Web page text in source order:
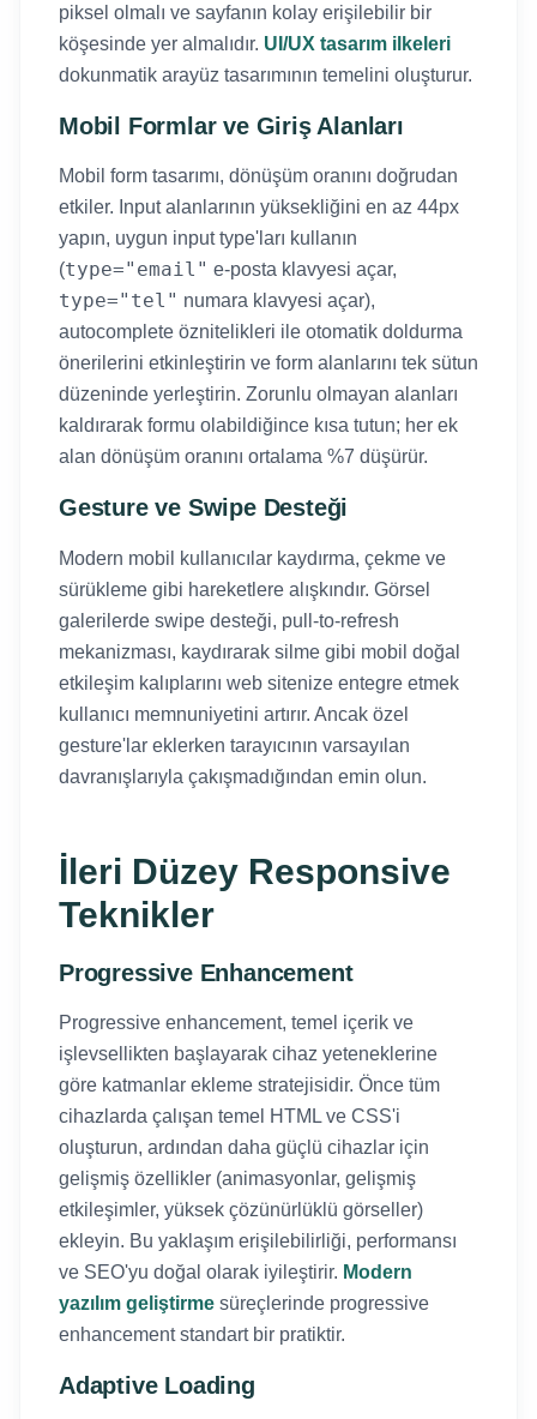
piksel olmalı ve sayfanın kolay erişilebilir bir
köşesinde yer almalıdır. UI/UX tasarım ilkeleri
dokunmatik arayüz tasarımının temelini oluşturur.
Mobil Formlar ve Giriş Alanları
Mobil form tasarımı, dönüşüm oranını doğrudan
etkiler. Input alanlarının yüksekliğini en az 44px
yapın, uygun input type'ları kullanın
(type="email" e-posta klavyesi açar,
type="tel" numara klavyesi açar),
autocomplete öznitelikleri ile otomatik doldurma
önerilerini etkinleştirin ve form alanlarını tek sütun
düzeninde yerleştirin. Zorunlu olmayan alanları
kaldırarak formu olabildiğince kısa tutun; her ek
alan dönüşüm oranını ortalama %7 düşürür.
Gesture ve Swipe Desteği
Modern mobil kullanıcılar kaydırma, çekme ve
sürükleme gibi hareketlere alışkındır. Görsel
galerilerde swipe desteği, pull-to-refresh
mekanizması, kaydırarak silme gibi mobil doğal
etkileşim kalıplarını web sitenize entegre etmek
kullanıcı memnuniyetini artırır. Ancak özel
gesture'lar eklerken tarayıcının varsayılan
davranışlarıyla çakışmadığından emin olun.
İleri Düzey Responsive
Teknikler
Progressive Enhancement
Progressive enhancement, temel içerik ve
işlevsellikten başlayarak cihaz yeteneklerine
göre katmanlar ekleme stratejisidir. Önce tüm
cihazlarda çalışan temel HTML ve CSS'i
oluşturun, ardından daha güçlü cihazlar için
gelişmiş özellikler (animasyonlar, gelişmiş
etkileşimler, yüksek çözünürlüklü görseller)
ekleyin. Bu yaklaşım erişilebilirliği, performansı
ve SEO'yu doğal olarak iyileştirir. Modern
yazılım geliştirme süreçlerinde progressive
enhancement standart bir pratiktir.
Adaptive Loading